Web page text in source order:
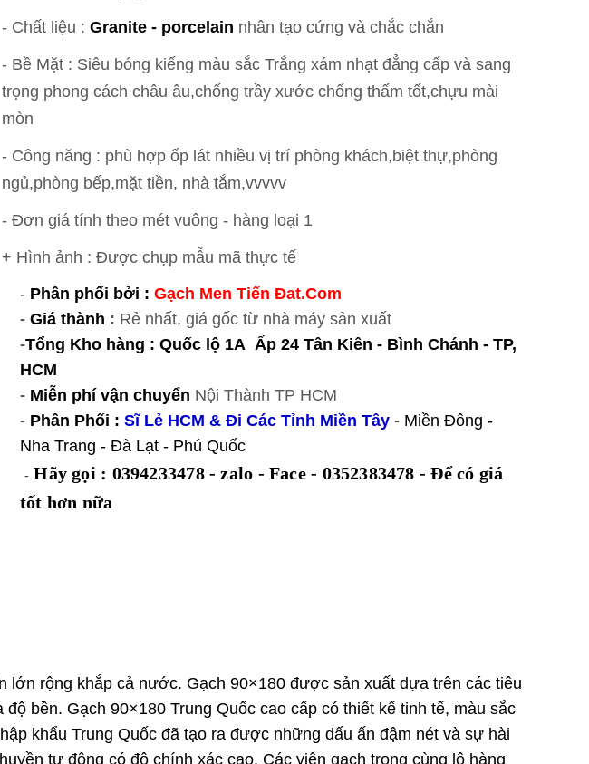
- Chất liệu : Granite - porcelain nhân tạo cứng và chắc chắn
- Bề Mặt : Siêu bóng kiếng màu sắc Trắng xám nhạt đẳng cấp và sang
trọng phong cách châu âu,chống trầy xước chống thấm tốt,chựu mài
mòn
- Công năng : phù hợp ốp lát nhiều vị trí phòng khách,biệt thự,phòng
ngủ,phòng bếp,mặt tiền, nhà tắm,vvvvv
- Đơn giá tính theo mét vuông - hàng loại 1
+ Hình ảnh : Được chụp mẫu mã thực tế
- Phân phối bởi : Gạch Men Tiến Đat.Com
- Giá thành : Rẻ nhất, giá gốc từ nhà máy sản xuất
-Tổng Kho hàng : Quốc lộ 1A Ấp 24 Tân Kiên - Bình Chánh - TP,
HCM
-Miễn phí vận chuyển Nội Thành TP HCM
- Phân Phối : Sĩ Lẻ HCM & Đi Các Tỉnh Miền Tây -Miền Đông -
Nha Trang - Đà Lạt - Phú Quốc
- Hãy gọi : 0394233478 - zalo - Face - 0352383478 - Để có giá
tốt hơn nữa
lớn rộng khắp cả nước. Gạch 90×180 được sản xuất dựa trên các tiêu
bền. Gạch 90×180 Trung Quốc cao cấp có thiết kế tinh tế, màu sắc
khẩu Trung Quốc đã tạo ra được những dấu ấn đậm nét và sự hài
tự động có độ chính xác cao. Các viên gạch trong cùng lô hàng